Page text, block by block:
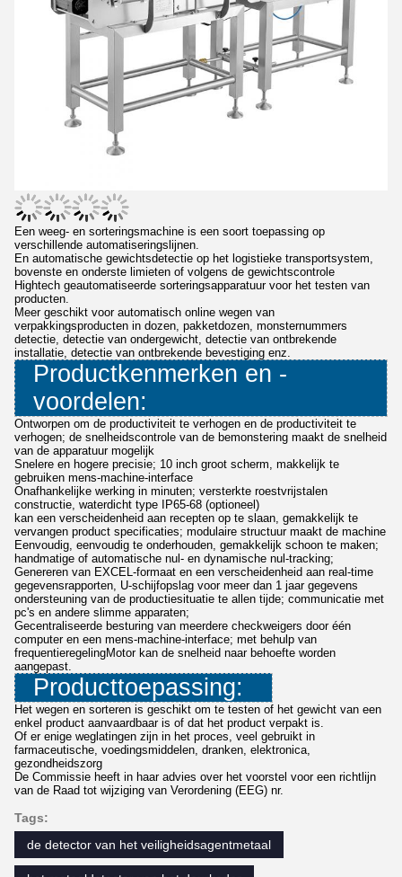
Een weeg- en sorteringsmachine is een soort toepassing op
verschillende automatiseringslijnen.
En automatische gewichtsdetectie op het logistieke transportsystem,
bovenste en onderste limieten of volgens de gewichtscontrole
Hightech geautomatiseerde sorteringsapparatuur voor het testen van
producten.
Meer geschikt voor automatisch online wegen van
verpakkingsproducten in dozen, pakketdozen, monsternummers
detectie, detectie van ondergewicht, detectie van ontbrekende
installatie, detectie van ontbrekende bevestiging enz.
Productkenmerken en -
voordelen:
Ontworpen om de productiviteit te verhogen en de productiviteit te
verhogen; de snelheidscontrole van de bemonstering maakt de snelheid
van de apparatuur mogelijk
Snelere en hogere precisie; 10 inch groot scherm, makkelijk te
gebruiken mens-machine-interface
Onafhankelijke werking in minuten; versterkte roestvrijstalen
constructie, waterdicht type IP65-68 (optioneel)
kan een verscheidenheid aan recepten op te slaan, gemakkelijk te
vervangen product specificaties; modulaire structuur maakt de machine
Eenvoudig, eenvoudig te onderhouden, gemakkelijk schoon te maken;
handmatige of automatische nul- en dynamische nul-tracking;
Genereren van EXCEL-formaat en een verscheidenheid aan real-time
gegevensrapporten, U-schijfopslag voor meer dan 1 jaar gegevens
ondersteuning van de productiesituatie te allen tijde; communicatie met
pc's en andere slimme apparaten;
Gecentraliseerde besturing van meerdere checkweigers door één
computer en een mens-machine-interface; met behulp van
frequentieregelingMotor kan de snelheid naar behoefte worden
aangepast.
Producttoepassing:
Het wegen en sorteren is geschikt om te testen of het gewicht van een
enkel product aanvaardbaar is of dat het product verpakt is.
Of er enige weglatingen zijn in het proces, veel gebruikt in
farmaceutische, voedingsmiddelen, dranken, elektronica,
gezondheidszorg
De Commissie heeft in haar advies over het voorstel voor een richtlijn
van de Raad tot wijziging van Verordening (EEG) nr.
Tags:
de detector van het veiligheidsagentmetaal